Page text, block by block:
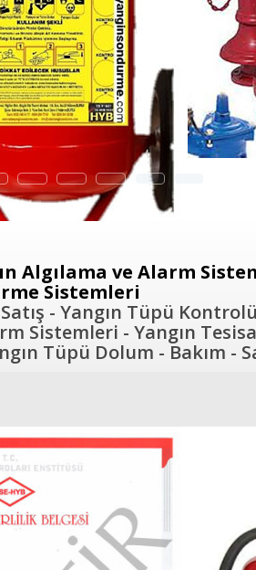
Algılama ve Alarm
Sistemleri
- Yangın Tüpü
Sistemleri - Yangın
Tüpü Dolum - Bakım -